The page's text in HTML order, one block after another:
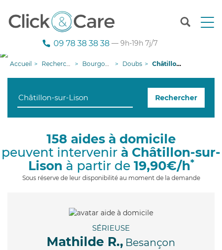
T
n
g
i
09 78 38 38 38 — 9h-19h 7j/7
Accueil Recherche aide à domicile Bourgogne-Franche-Comté Doubs Châtillon-sur-Lison
Rechercher
158 aides à domicile
peuvent intervenir à Châtillon-sur-
Lison à partir de 19,90€/h*
Sous réserve de leur disponibilité au moment de la demande
SÉRIEUSE
Mathilde R., Besançon